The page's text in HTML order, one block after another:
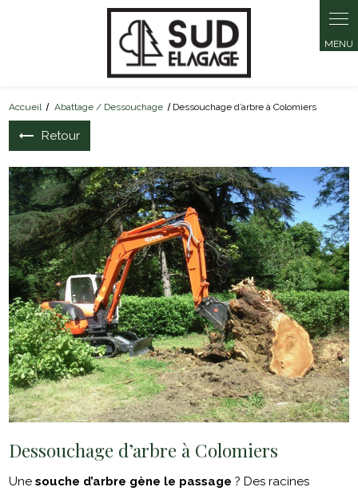
Accueil Abattage / Dessouchage Dessouchage d’arbre à Colomiers
Retour
Dessouchage d’arbre à Colomiers
Une souche d’arbre gène le passage ? Des racines